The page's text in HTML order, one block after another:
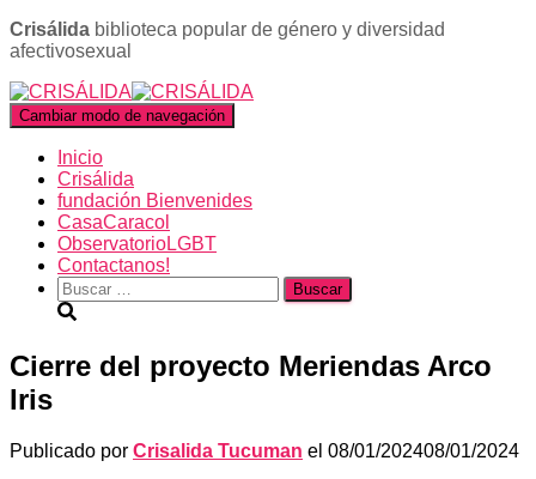
Crisálida biblioteca popular de género y diversidad
afectivosexual
Cambiar modo de navegación
Inicio
Crisálida
fundación Bienvenides
CasaCaracol
ObservatorioLGBT
Contactanos!
Buscar:
Cierre del proyecto Meriendas Arco
Iris
Publicado por Crisalida Tucuman el 08/01/202408/01/2024